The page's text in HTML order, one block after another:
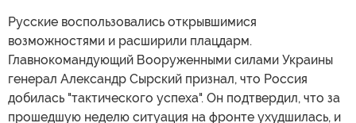
Русские воспользовались открывшимися
возможностями и расширили плацдарм.
Главнокомандующий Вооруженными силами Украины
генерал Александр Сырский признал, что Россия
добилась "тактического успеха". Он подтвердил, что за
прошедшую неделю ситуация на фронте ухудшилась, и